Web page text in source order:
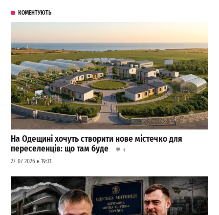
КОМЕНТУЮТЬ
На Одещині хочуть створити нове містечко для
переселенців: що там буде
1
27-07-2026 в 19:31